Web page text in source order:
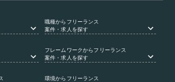
職種からフリーランス
案件・求人を探す
フレームワークからフリーランス
案件・求人を探す
環境からフリーランス